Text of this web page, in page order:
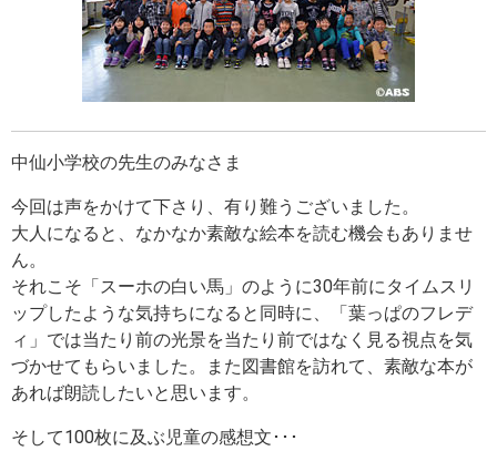
中仙小学校の先生のみなさま
今回は声をかけて下さり、有り難うございました。
大人になると、なかなか素敵な絵本を読む機会もありませ
ん。
それこそ「スーホの白い馬」のように30年前にタイムスリ
ップしたような気持ちになると同時に、「葉っぱのフレデ
ィ」では当たり前の光景を当たり前ではなく見る視点を気
づかせてもらいました。また図書館を訪れて、素敵な本が
あれば朗読したいと思います。
そして100枚に及ぶ児童の感想文･･･